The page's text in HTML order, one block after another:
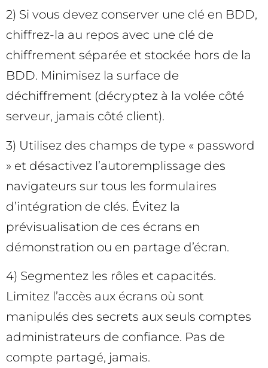
2) Si vous devez conserver une clé en BDD,
chiffrez-la au repos avec une clé de
chiffrement séparée et stockée hors de la
BDD. Minimisez la surface de
déchiffrement (décryptez à la volée côté
serveur, jamais côté client).
3) Utilisez des champs de type « password
» et désactivez l’autoremplissage des
navigateurs sur tous les formulaires
d’intégration de clés. Évitez la
prévisualisation de ces écrans en
démonstration ou en partage d’écran.
4) Segmentez les rôles et capacités.
Limitez l’accès aux écrans où sont
manipulés des secrets aux seuls comptes
administrateurs de confiance. Pas de
compte partagé, jamais.